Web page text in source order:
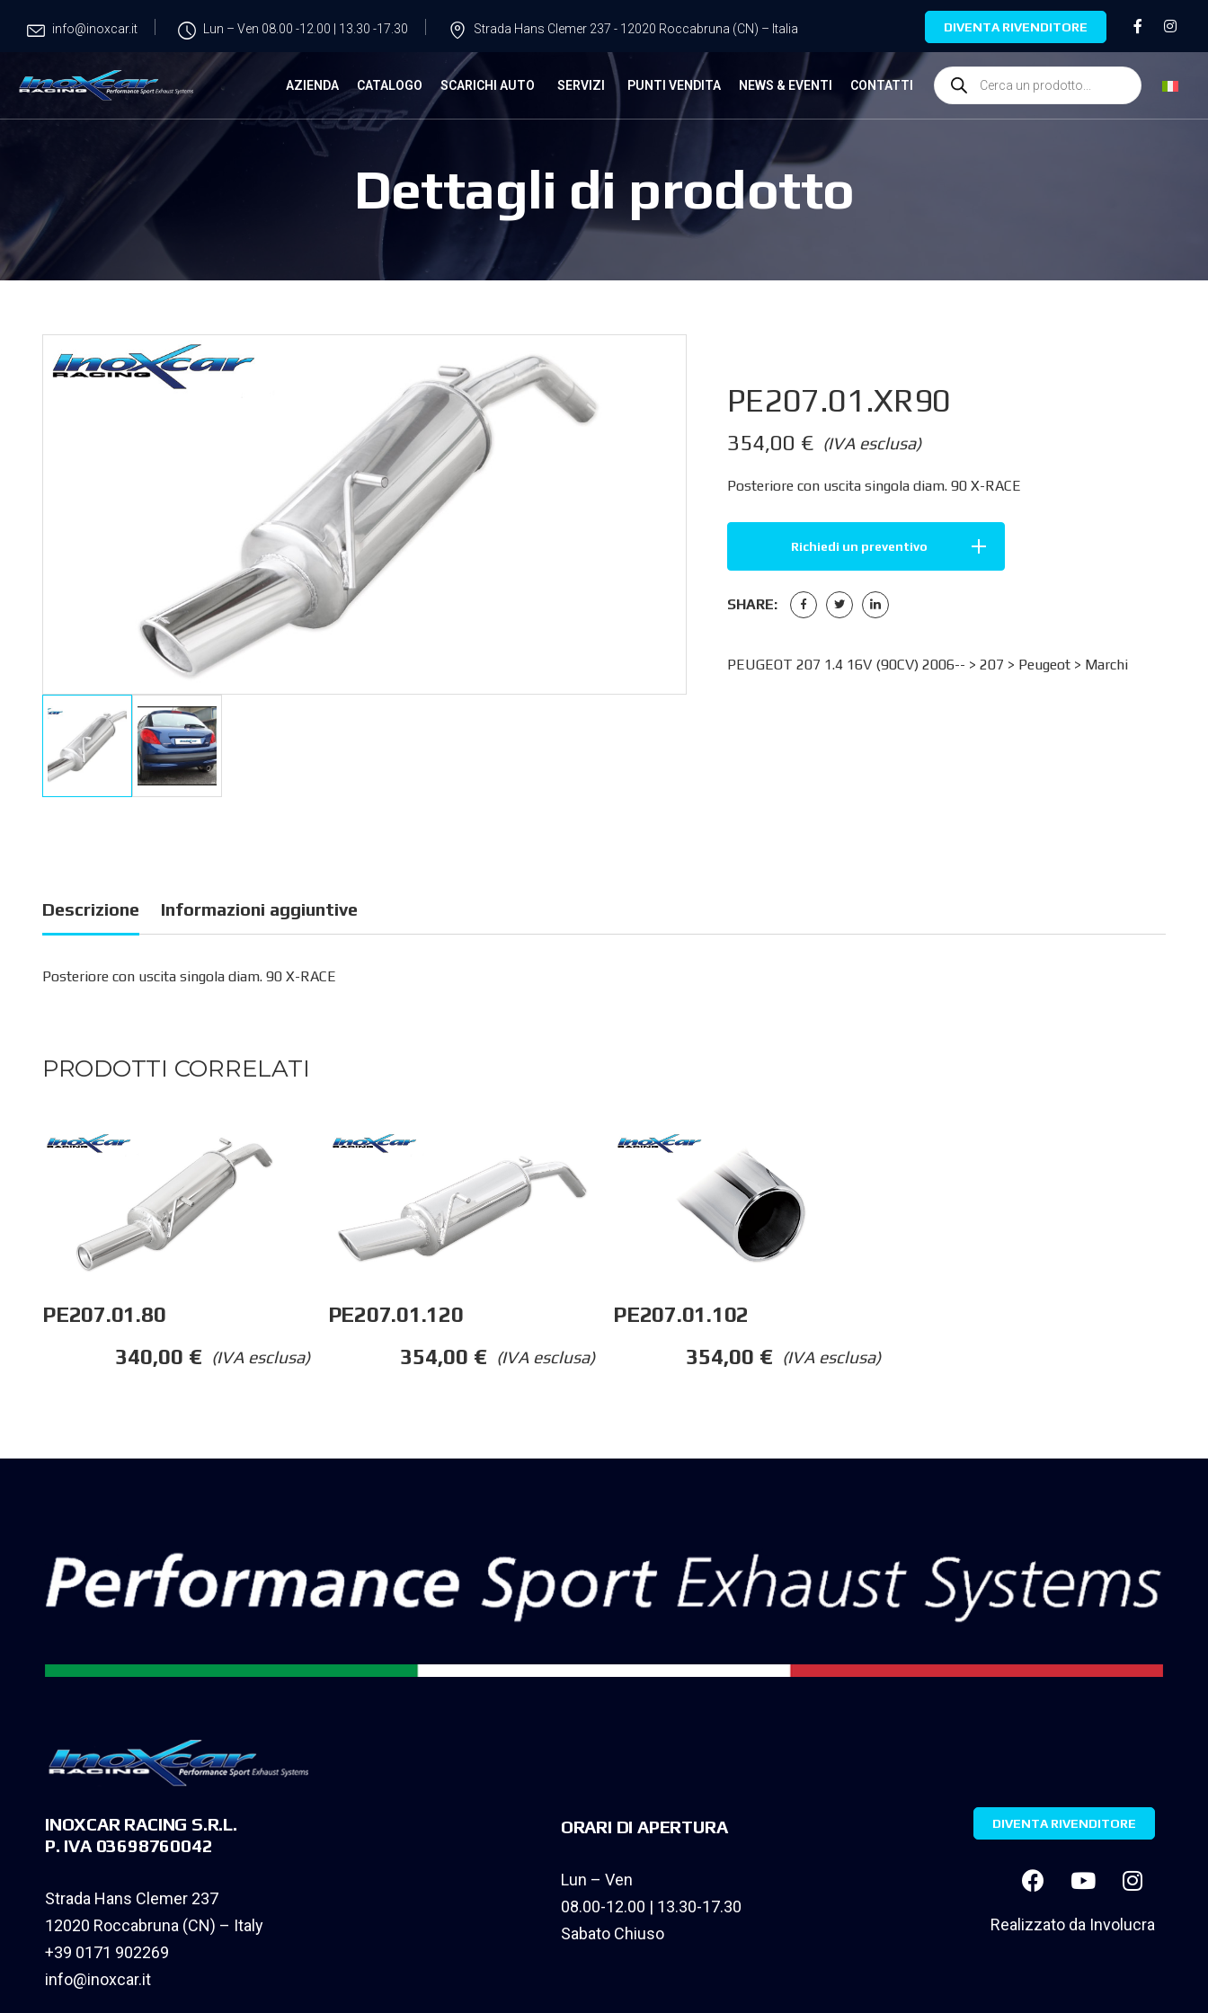
info@inoxcar.it Lun – Ven 08.00 -12.00 | 13.30 -17.30 Strada Hans Clemer 237 - 12020 Roccabruna (CN) – Italia DIVENTA RIVENDITORE
AZIENDA CATALOGO SCARICHI AUTO SERVIZI PUNTI VENDITA NEWS & EVENTI CONTATTI
Dettagli di prodotto
PE207.01.XR90
(IVA esclusa)
354,00 €
Posteriore con uscita singola diam. 90 X-RACE
Richiedi un preventivo
SHARE:
PEUGEOT 207 1.4 16V (90CV) 2006-- > 207 > Peugeot> Marchi
Descrizione Informazioni aggiuntive
Posteriore con uscita singola diam. 90 X-RACE
PRODOTTI CORRELATI
PE207.01.80
(IVA esclusa)
340,00 €
PE207.01.120
(IVA esclusa)
354,00 €
PE207.01.102
(IVA esclusa)
354,00 €
INOXCAR RACING S.R.L.
P. IVA 03698760042
Strada Hans Clemer 237
12020 Roccabruna (CN) – Italy
+39 0171 902269
info@inoxcar.it
ORARI DI APERTURA
Lun – Ven
08.00-12.00 | 13.30-17.30
Sabato Chiuso
DIVENTA RIVENDITORE
Realizzato da Involucra